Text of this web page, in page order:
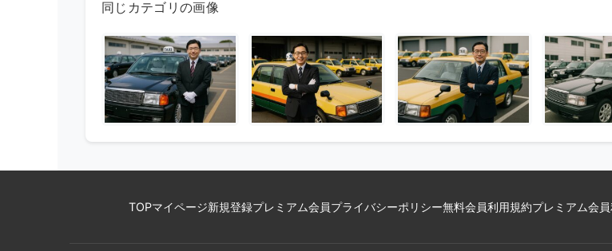
同じカテゴリの画像
TOPマイページ新規登録プレミアム会員プライバシーポリシー無料会員利用規約プレミアム会